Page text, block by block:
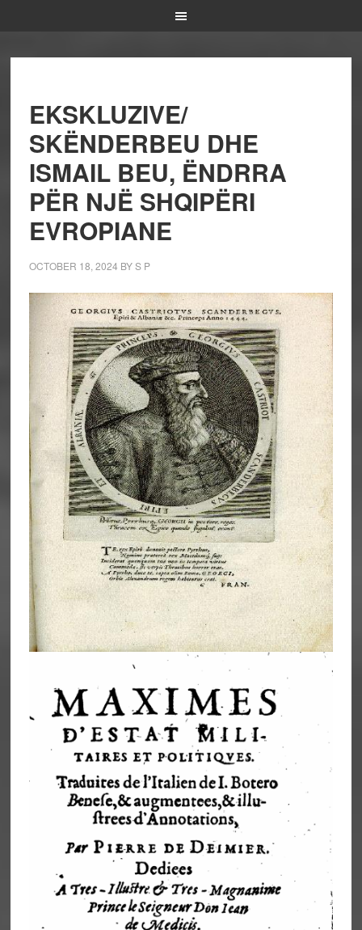
EKSKLUZIVE/
SKËNDERBEU DHE
ISMAIL BEU, ËNDRRA
PËR NJË SHQIPËRI
EVROPIANE
OCTOBER 18, 2024 BYS P